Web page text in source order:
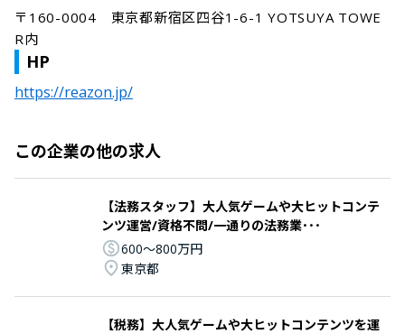
〒160-0004　東京都新宿区四谷1-6-1 YOTSUYA TOWE
R内
HP
https://reazon.jp/
この企業の他の求人
【法務スタッフ】大人気ゲームや大ヒットコンテ
ンツ運営/資格不問/一通りの法務業･･･
600〜800万円
東京都
【税務】大人気ゲームや大ヒットコンテンツを運